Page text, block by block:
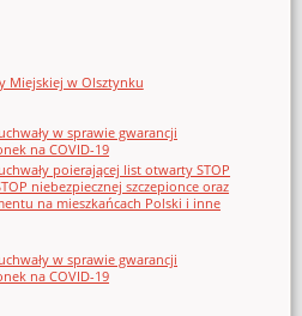
Miejskiej w Olsztynku
w sprawie gwarancji
na COVID-19
poierającej list otwarty STOP
niebezpiecznej szczepionce oraz
na mieszkańcach Polski i inne
w sprawie gwarancji
na COVID-19